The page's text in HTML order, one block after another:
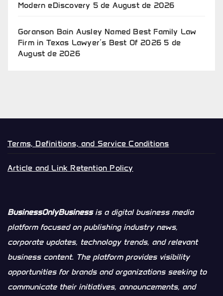
Modern eDiscovery 5 de August de 2026
Goranson Bain Ausley Named Best Family Law
Firm in Texas Lawyer’s Best Of 2026 5 de
August de 2026
Terms, Definitions, and Service Conditions
Article and Link Retention Policy
BusinessOnlyBusinessis a digital business media
platform focused on publishing industry news,
corporate updates, technology trends, and relevant
business content. The platform provides visibility
opportunities for brands and organizations seeking to
communicate their initiatives, announcements, and